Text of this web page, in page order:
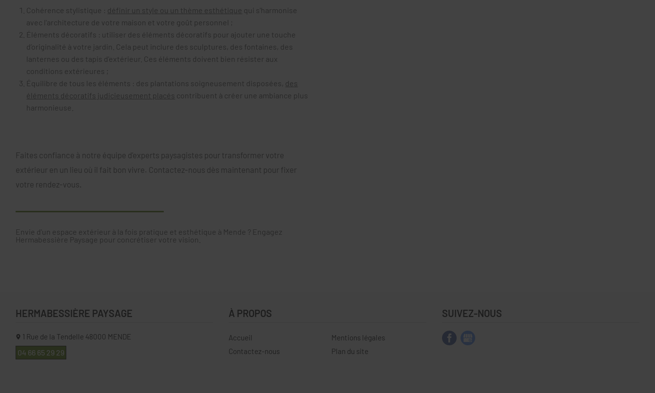
Cohérence stylistique : définir un style ou un thème esthétique qui s'harmonise
avec l'architecture de votre maison et votre goût personnel ;
Éléments décoratifs : utiliser des éléments décoratifs pour ajouter une touche
d’originalité à votre jardin. Cela peut inclure des sculptures, des fontaines, des
lanternes ou des tapis d'extérieur. Ces éléments doivent bien résister aux
conditions extérieures ;
Équilibre de tous les éléments : des plantations soigneusement disposées, des
éléments décoratifs judicieusement placés contribuent à créer une ambiance plus
harmonieuse.
Faites confiance à notre équipe d'experts paysagistes pour transformer votre
extérieur en un lieu où il fait bon vivre. Contactez-nous dès maintenant pour fixer
votre rendez-vous.
Envie d'un espace extérieur à la fois pratique et esthétique à Mende ? Engagez
Hermabessière Paysage pour concrétiser votre vision.
HERMABESSIÈRE PAYSAGE
1 Rue de la Tendelle 48000 MENDE
04 66 65 29 29
À PROPOS
Accueil
Contactez-nous
Mentions légales
Plan du site
SUIVEZ-NOUS